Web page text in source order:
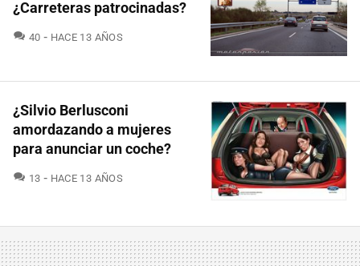
¿Carreteras patrocinadas?
40 COMENTARIOS
HACE 13 AÑOS
¿Silvio Berlusconi
amordazando a mujeres
para anunciar un coche?
13 COMENTARIOS
HACE 13 AÑOS